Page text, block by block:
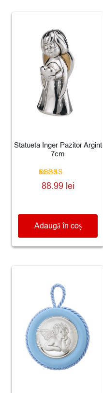
Statueta Inger Pazitor Argint
7cm
Evaluat la
5.00
88.99 lei
Adaugă în coș